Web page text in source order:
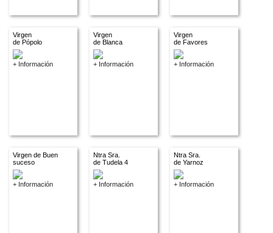
Virgen
de Pópolo
+ Información
Virgen
de Blanca
+ Información
Virgen
de Favores
+ Información
Virgen de Buen
suceso
+ Información
Ntra Sra.
de Tudela 4
+ Información
Ntra Sra.
de Yarnoz
+ Información